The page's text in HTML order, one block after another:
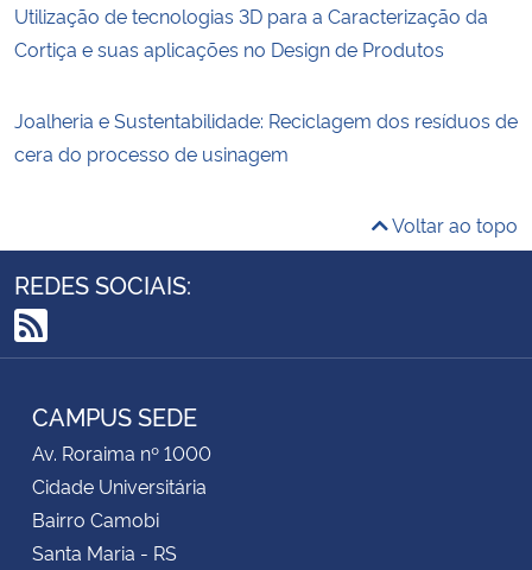
Utilização de tecnologias 3D para a Caracterização da
Cortiça e suas aplicações no Design de Produtos
Joalheria e Sustentabilidade: Reciclagem dos resíduos de
cera do processo de usinagem
Voltar ao topo
REDES SOCIAIS:
RSS
CAMPUS SEDE
Av. Roraima nº 1000
Cidade Universitária
Bairro Camobi
Santa Maria - RS